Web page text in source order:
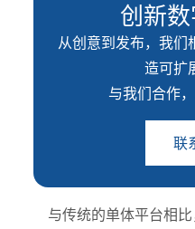
创新
从创意到发布，我们
造可扩
与我们合作
联
与传统的单体平台相